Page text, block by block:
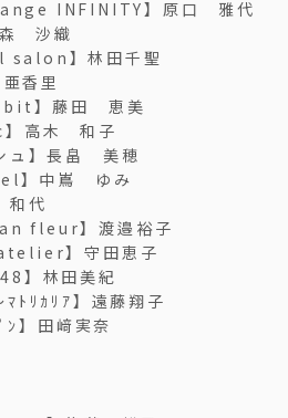
INFINITY】原口 雅代
沙織
】林田千聖
香里
】藤田 恵美
高木 和子
ュ】長畠 美穂
】中嶌 ゆみ
代
fleur】渡邉裕子
】守田恵子
】林田美紀
ﾘｶﾘｱ】遠藤翔子
】田﨑実奈